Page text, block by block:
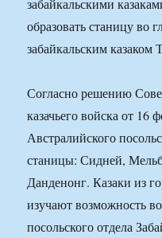
забайкальскими
образовать станицу во
забайкальским
Согласно решению
казачьего войска от 16
Австралийского
станицы: Сидней,
Данденонг. Казаки из
изучают возможность
посольского отдела